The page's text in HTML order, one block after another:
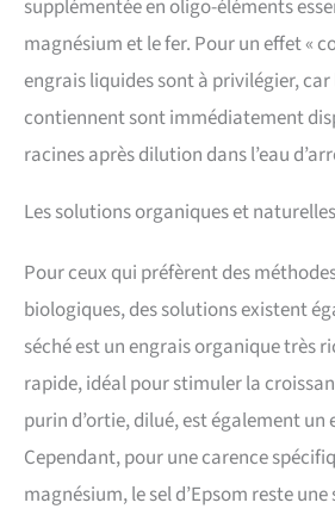
supplémentée en oligo-éléments
magnésium et le fer. Pour un effet «
engrais liquides sont à privilégier,
contiennent sont immédiatement
racines après dilution dans l’eau
Les solutions organiques et naturelles
Pour ceux qui préfèrent des
biologiques, des solutions existent
séché est un engrais organique très
rapide, idéal pour stimuler la
purin d’ortie, dilué, est également
Cependant, pour une carence
magnésium, le sel d’Epsom reste